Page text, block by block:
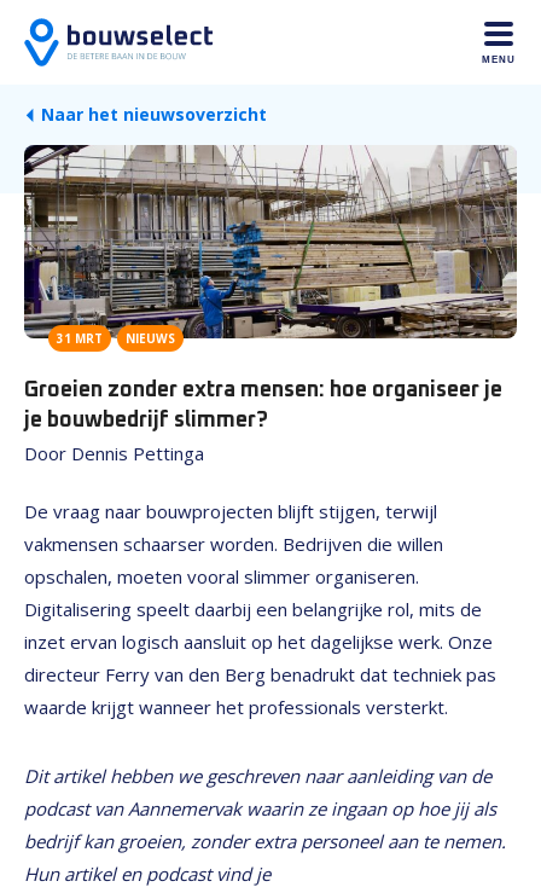
MENU
Naar het nieuwsoverzicht
31 MRT NIEUWS
Groeien zonder extra mensen: hoe organiseer je
je bouwbedrijf slimmer?
Door Dennis Pettinga
De vraag naar bouwprojecten blijft stijgen, terwijl
vakmensen schaarser worden. Bedrijven die willen
opschalen, moeten vooral slimmer organiseren.
Digitalisering speelt daarbij een belangrijke rol, mits de
inzet ervan logisch aansluit op het dagelijkse werk. Onze
directeur Ferry van den Berg benadrukt dat techniek pas
waarde krijgt wanneer het professionals versterkt.
Dit artikel hebben we geschreven naar aanleiding van de
podcast van Aannemervak waarin ze ingaan op hoe jij als
bedrijf kan groeien, zonder extra personeel aan te nemen.
Hun artikel en podcast vind je